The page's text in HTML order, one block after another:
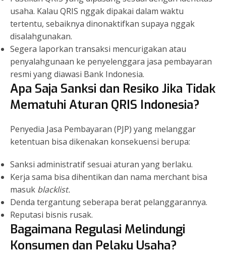
usaha. Kalau QRIS nggak dipakai dalam waktu
tertentu, sebaiknya dinonaktifkan supaya nggak
disalahgunakan.
Segera laporkan transaksi mencurigakan atau
penyalahgunaan ke penyelenggara jasa pembayaran
resmi yang diawasi Bank Indonesia.
Apa Saja Sanksi dan Resiko Jika Tidak
Mematuhi Aturan QRIS Indonesia?
Penyedia Jasa Pembayaran (PJP) yang melanggar
ketentuan bisa dikenakan konsekuensi berupa:
Sanksi administratif sesuai aturan yang berlaku.
Kerja sama bisa dihentikan dan nama merchant bisa
masuk blacklist.
Denda tergantung seberapa berat pelanggarannya.
Reputasi bisnis rusak.
Bagaimana Regulasi Melindungi
Konsumen dan Pelaku Usaha?